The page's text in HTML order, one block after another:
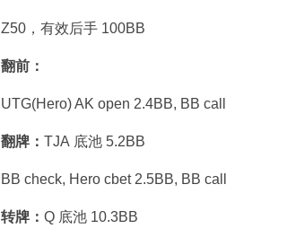
Z50，有效后手 100BB
翻前：
UTG(Hero) AK open 2.4BB, BB call
翻牌： TJA 底池 5.2BB
BB check, Hero cbet 2.5BB, BB call
转牌： Q 底池 10.3BB